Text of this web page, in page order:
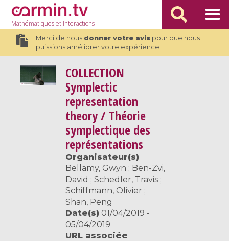
Mathématiqueset Interactions
Merci de nous donner votre avispour que nous
puissions améliorer votre expérience !
COLLECTION
Symplectic
representation
theory / Théorie
symplectique des
représentations
Organisateur(s)
Bellamy, Gwyn ; Ben-Zvi,
David ; Schedler, Travis ;
Schiffmann, Olivier ;
Shan, Peng
Date(s) 01/04/2019 -
05/04/2019
URL associée